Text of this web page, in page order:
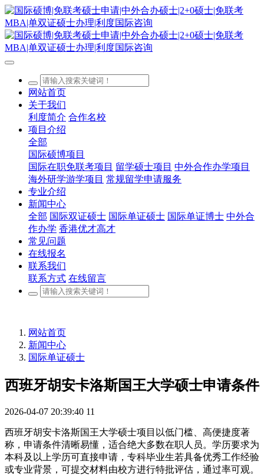
网站首页
关于我们
利度简介 合作名校
项目介绍
全部
国际硕博项目
国际在职免联考项目 留学硕士项目 中外合作办学项目
海外研学游学项目 常规留学申请服务
专业介绍
新闻中心
全部 国际双证硕士 国际单证硕士 国际单证博士 中外合
作办学 香港优才高才
常见问题
在线报名
联系我们
联系方式 在线留言
网站首页
新闻中心
国际单证硕士
西班牙胡安卡洛斯国王大学硕士申请条件
2026-04-07 20:39:40 11
西班牙胡安卡洛斯国王大学硕士项目以低门槛、高便捷度著
称，申请条件清晰易懂，适合绝大多数在职人员。学历要求为
本科及以上学历可直接申请，专科毕业生若具备优秀工作经验
或专业背景，可提交材料由校方进行特批评估，通过率可观。